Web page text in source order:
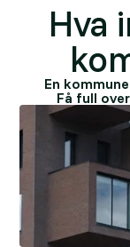
Hva
En
Få full